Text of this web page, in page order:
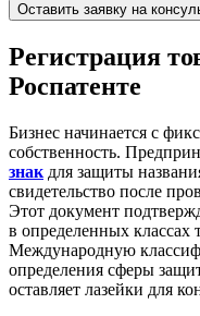
Оставить заявку на
Регистрация
Роспатенте
Бизнес начинается с
собственность.
знак для защиты
свидетельство после
Этот документ
в определенных
Международную
определения сферы
оставляет лазейки для